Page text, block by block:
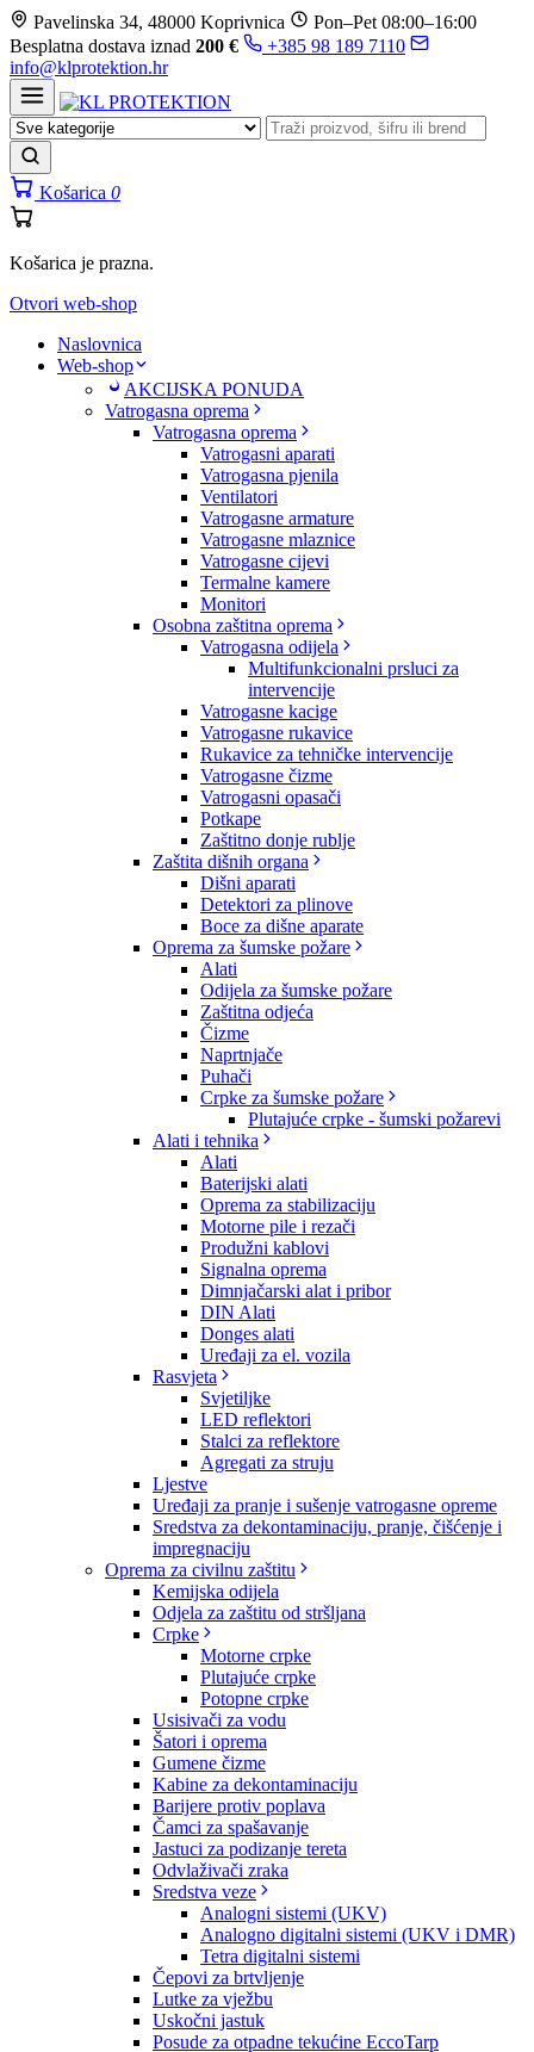
Prijeđi
na
sadržaj
Pavelinska 34, 48000 Koprivnica
Pon–Pet 08:00–16:00
Besplatna dostava iznad 200 €
+385 98 189 7110
info@klprotektion.hr
Košarica 0
Košarica je prazna.
Otvori web-shop
Naslovnica
Web-shop
AKCIJSKA PONUDA
Vatrogasna oprema
Vatrogasna oprema
Vatrogasni aparati
Vatrogasna pjenila
Ventilatori
Vatrogasne armature
Vatrogasne mlaznice
Vatrogasne cijevi
Termalne kamere
Monitori
Osobna zaštitna oprema
Vatrogasna odijela
Multifunkcionalni prsluci za
intervencije
Vatrogasne kacige
Vatrogasne rukavice
Rukavice za tehničke intervencije
Vatrogasne čizme
Vatrogasni opasači
Potkape
Zaštitno donje rublje
Zaštita dišnih organa
Dišni aparati
Detektori za plinove
Boce za dišne aparate
Oprema za šumske požare
Alati
Odijela za šumske požare
Zaštitna odjeća
Čizme
Naprtnjače
Puhači
Crpke za šumske požare
Plutajuće crpke - šumski požarevi
Alati i tehnika
Alati
Baterijski alati
Oprema za stabilizaciju
Motorne pile i rezači
Produžni kablovi
Signalna oprema
Dimnjačarski alat i pribor
DIN Alati
Donges alati
Uređaji za el. vozila
Rasvjeta
Svjetiljke
LED reflektori
Stalci za reflektore
Agregati za struju
Ljestve
Uređaji za pranje i sušenje vatrogasne opreme
Sredstva za dekontaminaciju, pranje, čišćenje i
impregnaciju
Oprema za civilnu zaštitu
Kemijska odijela
Odjela za zaštitu od stršljana
Crpke
Motorne crpke
Plutajuće crpke
Potopne crpke
Usisivači za vodu
Šatori i oprema
Gumene čizme
Kabine za dekontaminaciju
Barijere protiv poplava
Čamci za spašavanje
Jastuci za podizanje tereta
Odvlaživači zraka
Sredstva veze
Analogni sistemi (UKV)
Analogno digitalni sistemi (UKV i DMR)
Tetra digitalni sistemi
Čepovi za brtvljenje
Lutke za vježbu
Uskočni jastuk
Posude za otpadne tekućine EccoTarp